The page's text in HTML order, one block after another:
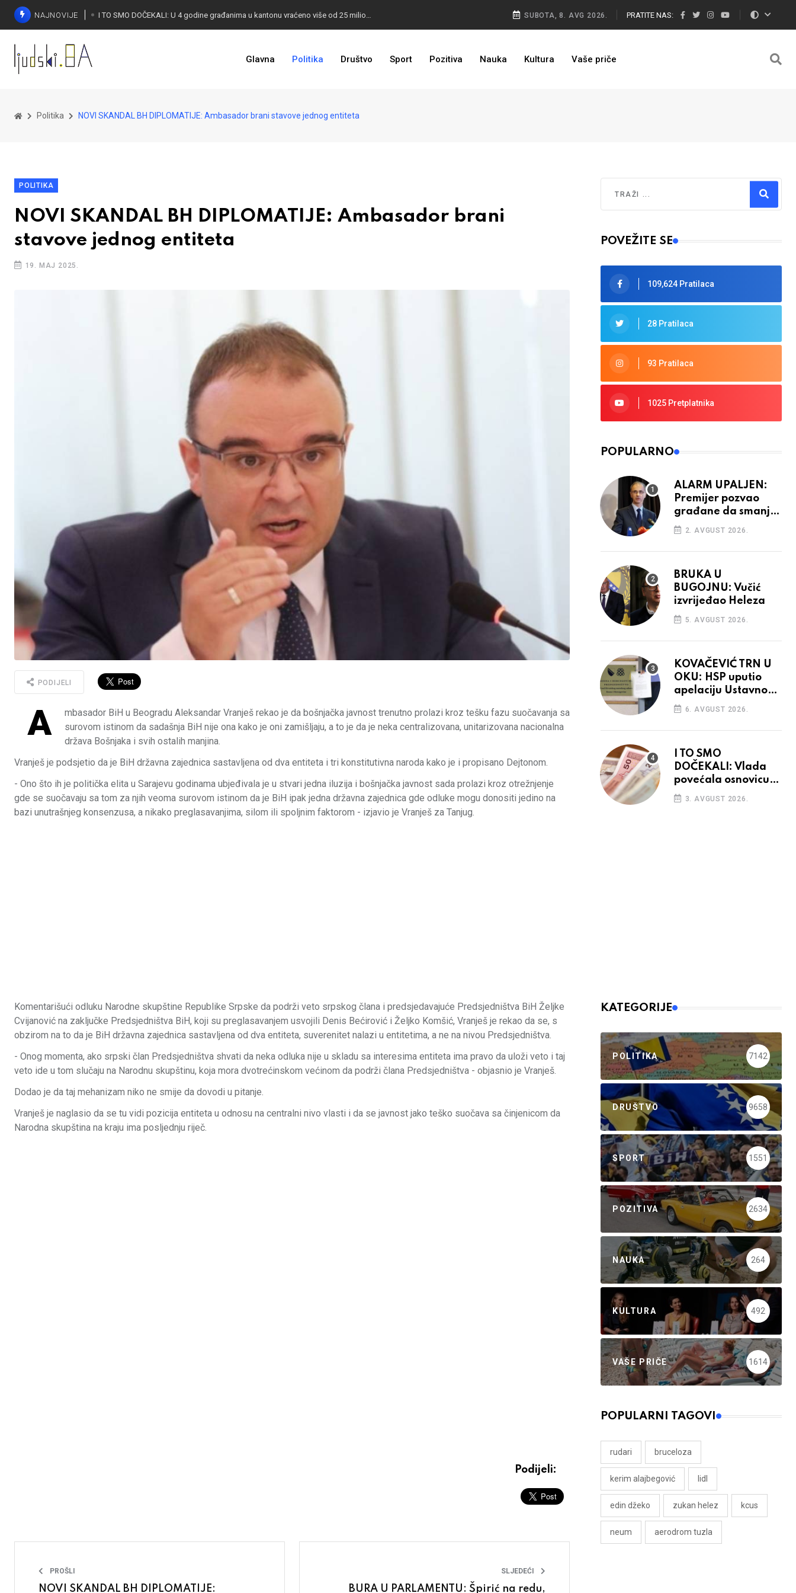
NAJNOVIJE
KONAKOVIĆ PALI ALARM: Otvoreno pismo UN-u
SUBOTA, 8. AVG 2026. PRATITE NAS:
Glavna Politika Društvo Sport Pozitiva Nauka Kultura Vaše priče
Politika NOVI SKANDAL BH DIPLOMATIJE: Ambasador brani stavove jednog entiteta
POLITIKA
NOVI SKANDAL BH DIPLOMATIJE: Ambasador brani
stavove jednog entiteta
19. MAJ 2025.
PODIJELI
A
mbasador BiH u Beogradu Aleksandar Vranješ rekao je da bošnjačka javnost trenutno prolazi kroz tešku fazu suočavanja sa
surovom istinom da sadašnja BiH nije ona kako je oni zamišljaju, a to je da je neka centralizovana, unitarizovana nacionalna
država Bošnjaka i svih ostalih manjina.
Vranješ je podsjetio da je BiH državna zajednica sastavljena od dva entiteta i tri konstitutivna naroda kako je i propisano Dejtonom.
- Ono što ih je politička elita u Sarajevu godinama ubjeđivala je u stvari jedna iluzija i bošnjačka javnost sada prolazi kroz otrežnjenje
gde se suočavaju sa tom za njih veoma surovom istinom da je BiH ipak jedna državna zajednica gde odluke mogu donositi jedino na
bazi unutrašnjeg konsenzusa, a nikako preglasavanjima, silom ili spoljnim faktorom - izjavio je Vranješ za Tanjug.
Komentarišući odluku Narodne skupštine Republike Srpske da podrži veto srpskog člana i predsjedavajuće Predsjedništva BiH Željke
Cvijanović na zaključke Predsjedništva BiH, koji su preglasavanjem usvojili Denis Bećirović i Željko Komšić, Vranješ je rekao da se, s
obzirom na to da je BiH državna zajednica sastavljena od dva entiteta, suverenitet nalazi u entitetima, a ne na nivou Predsjedništva.
- Onog momenta, ako srpski član Predsjedništva shvati da neka odluka nije u skladu sa interesima entiteta ima pravo da uloži veto i taj
veto ide u tom slučaju na Narodnu skupštinu, koja mora dvotrećinskom većinom da podrži člana Predsjedništva - objasnio je Vranješ.
Dodao je da taj mehanizam niko ne smije da dovodi u pitanje.
Vranješ je naglasio da se tu vidi pozicija entiteta u odnosu na centralni nivo vlasti i da se javnost jako teško suočava sa činjenicom da
Narodna skupština na kraju ima posljednju riječ.
Podijeli:
PROŠLI
NOVI SKANDAL BH DIPLOMATIJE:
SLJEDEĆI
BURA U PARLAMENTU: Špirić na redu,
Type 2 or more characters for results.
POVEŽITE SE
109,624 Pratilaca
28 Pratilaca
93 Pratilaca
1025 Pretplatnika
POPULARNO
ALARM UPALJEN:
Premijer pozvao
građane da smanje
potrošnju struje
2. AVGUST 2026.
BRUKA U
BUGOJNU: Vučić
izvrijeđao Heleza
5. AVGUST 2026.
KOVAČEVIĆ TRN U
OKU: HSP uputio
apelaciju Ustavnom
sudu BiH
6. AVGUST 2026.
I TO SMO
DOČEKALI: Vlada
povećala osnovicu
za obračun plaća
budžetskim
3. AVGUST 2026.
KATEGORIJE
POLITIKA 7142
DRUŠTVO 9658
SPORT 1551
POZITIVA 2634
NAUKA 264
KULTURA 492
VAŠE PRIČE 1614
POPULARNI TAGOVI
rudari bruceloza
kerim alajbegović lidl
edin džeko zukan helez kcus
neum aerodrom tuzla